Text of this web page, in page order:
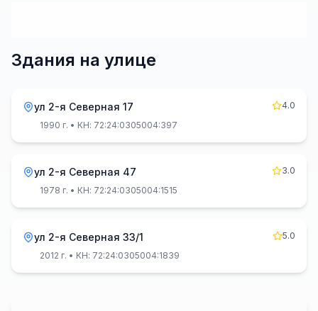
Здания на улице
ул 2-я Северная 17
4.0
1990 г. • КН: 72:24:0305004:397
ул 2-я Северная 47
3.0
1978 г. • КН: 72:24:0305004:1515
ул 2-я Северная 33/1
5.0
2012 г. • КН: 72:24:0305004:1839